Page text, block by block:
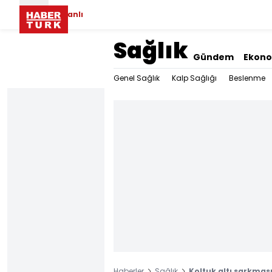
Canlı
Sağlık Gündem
Genel Sağlık Kalp Sağlığı Beslenme